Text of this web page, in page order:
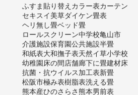
ふすま貼り替え カラー表カーテン
セキスイ美草ダイケン畳表
ヘリ無し畳ベッド畳
ロールスクリーン中学校亀山市
介護施設保育園公共施設半畳
和紙表大和撫子表天然イ草小学校
幼稚園床の間店舗廊下に畳建材床
抗菌・抗ウイルス加工表新畳
松阪市極み表樹脂表洗える畳
熊本産ひのさらさ熊本男前表